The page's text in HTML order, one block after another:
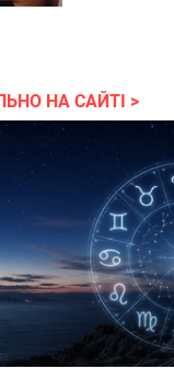
НА САЙТІ